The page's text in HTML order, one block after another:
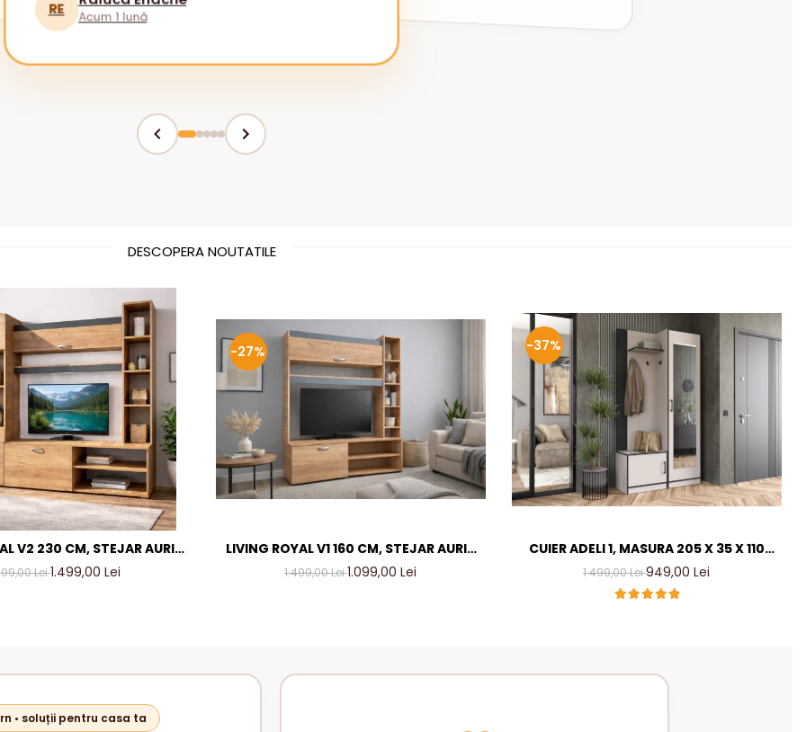
RE Acum 1 lună
DESCOPERA NOUTATILE
V2 230 CM, STEJAR AURIU
– MOBILIER LIVING
Lei1.499,00 Lei
-27%
LIVING ROYAL V1 160 CM, STEJAR AURIU
& GRI ANTRACIT – MOBILIER LIVING
1.499,00 Lei1.099,00 Lei
-37%
CUIER ADELI 1, MASURA 205 X 35 X 110
CM, CULOARE CASMIR INCHIS
1.499,00 Lei949,00 Lei
• soluții pentru casa ta